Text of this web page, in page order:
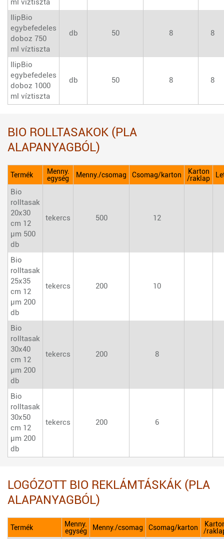
ml víztiszta
IlipBio
egybefedeles
doboz 750
ml víztiszta
db 50 8 8
IlipBio
egybefedeles
doboz 1000
ml víztiszta
db 50 8 8
BIO ROLLTASAKOK (PLA
ALAPANYAGBÓL)
Termék
Menny.
egység
Menny./csomag Csomag/karton
Karton
/raklap
Bio
rolltasak
20x30
cm 12
µm 500
db
tekercs 500 12
Bio
rolltasak
25x35
cm 12
µm 200
db
tekercs 200 10
Bio
rolltasak
30x40
cm 12
µm 200
db
tekercs 200 8
Bio
rolltasak
30x50
cm 12
µm 200
db
tekercs 200 6
LOGÓZOTT BIO REKLÁMTÁSKÁK (PLA
ALAPANYAGBÓL)
Termék
Menny.
egység
Menny./csomag Csomag/karton
/